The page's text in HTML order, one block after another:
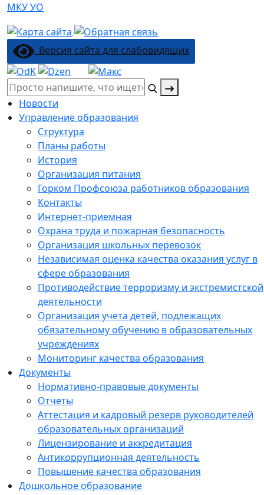
МКУ УО
Версия сайта для слабовидящих
Поиск:
Новости
Управление образования
Структура
Планы работы
История
Организация питания
Горком Профсоюза работников образования
Контакты
Интернет-приемная
Охрана труда и пожарная безопасность
Организация школьных перевозок
Независимая оценка качества оказания услуг в
сфере образования
Противодействие терроризму и экстремистской
деятельности
Организация учета детей, подлежащих
обязательному обучению в образовательных
учреждениях
Мониторинг качества образования
Документы
Нормативно-правовые документы
Отчеты
Аттестация и кадровый резерв руководителей
образовательных организаций
Лицензирование и аккредитация
Антикоррупционная деятельность
Повышение качества образования
Дошкольное образование